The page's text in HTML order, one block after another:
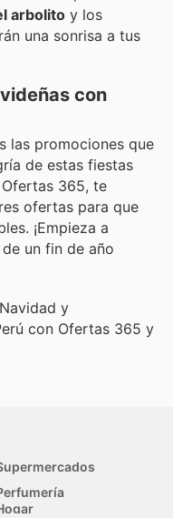
arbolito y los
una sonrisa a tus
con
las promociones que
de estas fiestas
365, te
ofertas para que
¡Empieza a
un fin de año
y
con Ofertas 365 y